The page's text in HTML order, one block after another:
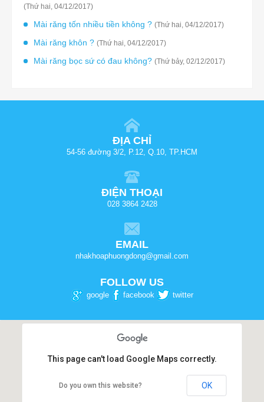
(Thứ hai, 04/12/2017)
Mài răng tốn nhiều tiền không ? (Thứ hai, 04/12/2017)
Mài răng khôn ? (Thứ hai, 04/12/2017)
Mài răng bọc sứ có đau không? (Thứ bảy, 02/12/2017)
ĐỊA CHỈ
54-56 đường 3/2, P.12, Q.10, TP.HCM
ĐIỆN THOẠI
028 3864 2428
EMAIL
nhakhoaphuongdong@gmail.com
FOLLOW US
google facebook twitter
NHA KHOA PHƯƠNG ĐÔNG
Số 54-56, Đường 3 tháng 2, Phường 12, Quận 10,
This page can't load Google Maps correctly.
Do you own this website? OK